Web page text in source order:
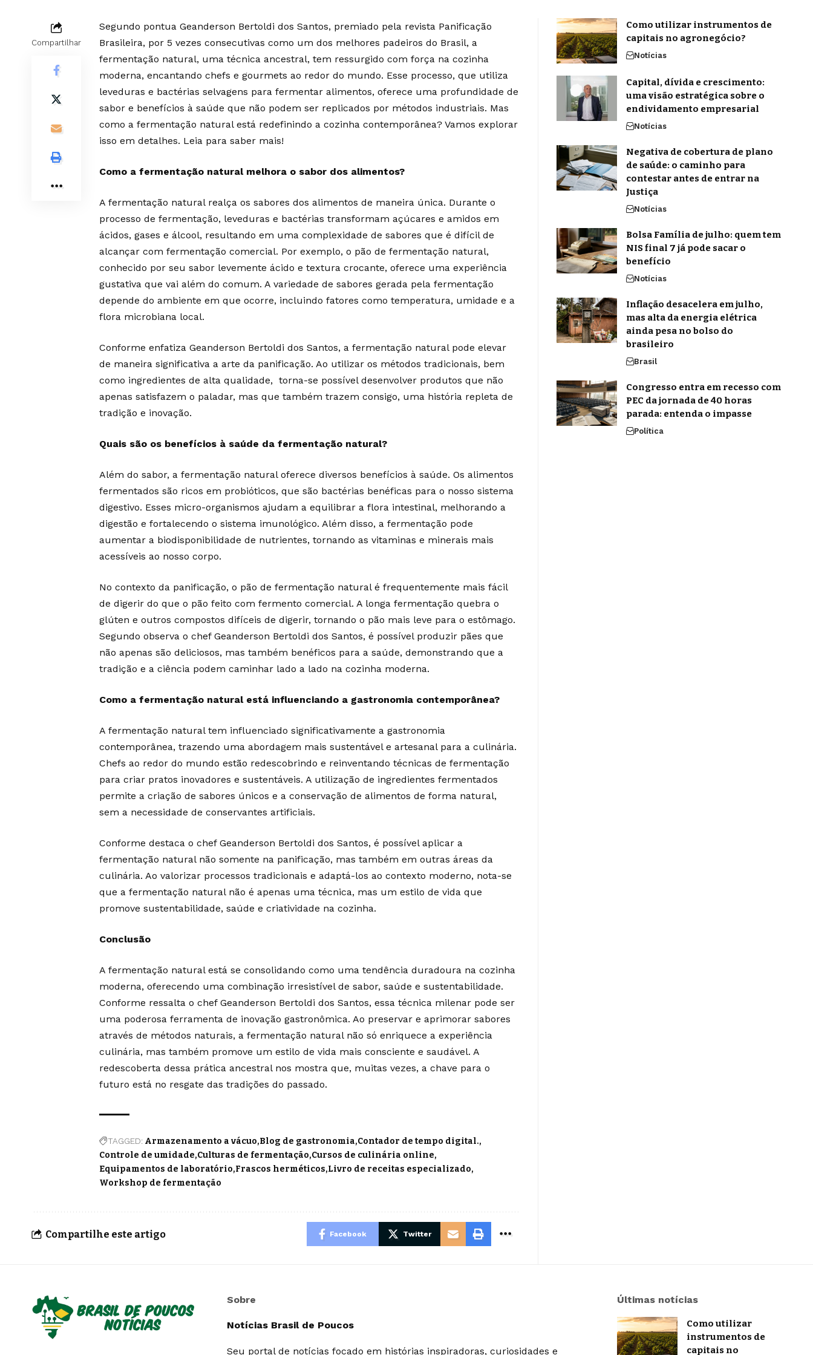
Compartilhar
Segundo pontua Geanderson Bertoldi dos Santos, premiado pela revista Panificação
Brasileira, por 5 vezes consecutivas como um dos melhores padeiros do Brasil, a
fermentação natural, uma técnica ancestral, tem ressurgido com força na cozinha
moderna, encantando chefs e gourmets ao redor do mundo. Esse processo, que utiliza
leveduras e bactérias selvagens para fermentar alimentos, oferece uma profundidade de
sabor e benefícios à saúde que não podem ser replicados por métodos industriais. Mas
como a fermentação natural está redefinindo a cozinha contemporânea? Vamos explorar
isso em detalhes. Leia para saber mais!
Como a fermentação natural melhora o sabor dos alimentos?
A fermentação natural realça os sabores dos alimentos de maneira única. Durante o
processo de fermentação, leveduras e bactérias transformam açúcares e amidos em
ácidos, gases e álcool, resultando em uma complexidade de sabores que é difícil de
alcançar com fermentação comercial. Por exemplo, o pão de fermentação natural,
conhecido por seu sabor levemente ácido e textura crocante, oferece uma experiência
gustativa que vai além do comum. A variedade de sabores gerada pela fermentação
depende do ambiente em que ocorre, incluindo fatores como temperatura, umidade e a
flora microbiana local.
Conforme enfatiza Geanderson Bertoldi dos Santos, a fermentação natural pode elevar
de maneira significativa a arte da panificação. Ao utilizar os métodos tradicionais, bem
como ingredientes de alta qualidade, torna-se possível desenvolver produtos que não
apenas satisfazem o paladar, mas que também trazem consigo, uma história repleta de
tradição e inovação.
Quais são os benefícios à saúde da fermentação natural?
Além do sabor, a fermentação natural oferece diversos benefícios à saúde. Os alimentos
fermentados são ricos em probióticos, que são bactérias benéficas para o nosso sistema
digestivo. Esses micro-organismos ajudam a equilibrar a flora intestinal, melhorando a
digestão e fortalecendo o sistema imunológico. Além disso, a fermentação pode
aumentar a biodisponibilidade de nutrientes, tornando as vitaminas e minerais mais
acessíveis ao nosso corpo.
No contexto da panificação, o pão de fermentação natural é frequentemente mais fácil
de digerir do que o pão feito com fermento comercial. A longa fermentação quebra o
glúten e outros compostos difíceis de digerir, tornando o pão mais leve para o estômago.
Segundo observa o chef Geanderson Bertoldi dos Santos, é possível produzir pães que
não apenas são deliciosos, mas também benéficos para a saúde, demonstrando que a
tradição e a ciência podem caminhar lado a lado na cozinha moderna.
Como a fermentação natural está influenciando a gastronomia contemporânea?
A fermentação natural tem influenciado significativamente a gastronomia
contemporânea, trazendo uma abordagem mais sustentável e artesanal para a culinária.
Chefs ao redor do mundo estão redescobrindo e reinventando técnicas de fermentação
para criar pratos inovadores e sustentáveis. A utilização de ingredientes fermentados
permite a criação de sabores únicos e a conservação de alimentos de forma natural,
sem a necessidade de conservantes artificiais.
Conforme destaca o chef Geanderson Bertoldi dos Santos, é possível aplicar a
fermentação natural não somente na panificação, mas também em outras áreas da
culinária. Ao valorizar processos tradicionais e adaptá-los ao contexto moderno, nota-se
que a fermentação natural não é apenas uma técnica, mas um estilo de vida que
promove sustentabilidade, saúde e criatividade na cozinha.
Conclusão
A fermentação natural está se consolidando como uma tendência duradoura na cozinha
moderna, oferecendo uma combinação irresistível de sabor, saúde e sustentabilidade.
Conforme ressalta o chef Geanderson Bertoldi dos Santos, essa técnica milenar pode ser
uma poderosa ferramenta de inovação gastronômica. Ao preservar e aprimorar sabores
através de métodos naturais, a fermentação natural não só enriquece a experiência
culinária, mas também promove um estilo de vida mais consciente e saudável. A
redescoberta dessa prática ancestral nos mostra que, muitas vezes, a chave para o
futuro está no resgate das tradições do passado.
TAGGED: Armazenamento a vácuo Blog de gastronomia Contador de tempo digital.
Controle de umidade Culturas de fermentação Cursos de culinária online
Equipamentos de laboratório Frascos herméticos Livro de receitas especializado
Workshop de fermentação
Compartilhe este artigo Facebook Twitter
Como utilizar instrumentos de
capitais no agronegócio?
Notícias
Capital, dívida e crescimento:
uma visão estratégica sobre o
endividamento empresarial
Notícias
Negativa de cobertura de plano
de saúde: o caminho para
contestar antes de entrar na
Justiça
Notícias
Bolsa Família de julho: quem tem
NIS final 7 já pode sacar o
benefício
Notícias
Inflação desacelera em julho,
mas alta da energia elétrica
ainda pesa no bolso do
brasileiro
Brasil
Congresso entra em recesso com
PEC da jornada de 40 horas
parada: entenda o impasse
Política
Sobre
Notícias Brasil de Poucos
Seu portal de notícias focado em histórias inspiradoras, curiosidades e
Últimas notícias
Como utilizar
instrumentos de
capitais no